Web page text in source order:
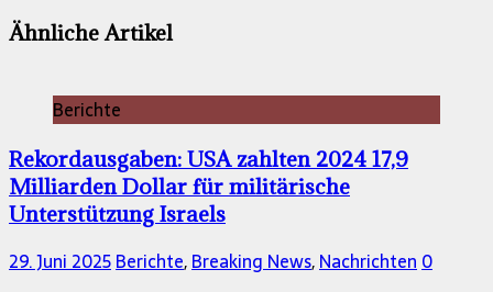
Ähnliche Artikel
Berichte
Rekordausgaben: USA zahlten 2024 17,9
Milliarden Dollar für militärische
Unterstützung Israels
29. Juni 2025Berichte,Breaking News,Nachrichten0